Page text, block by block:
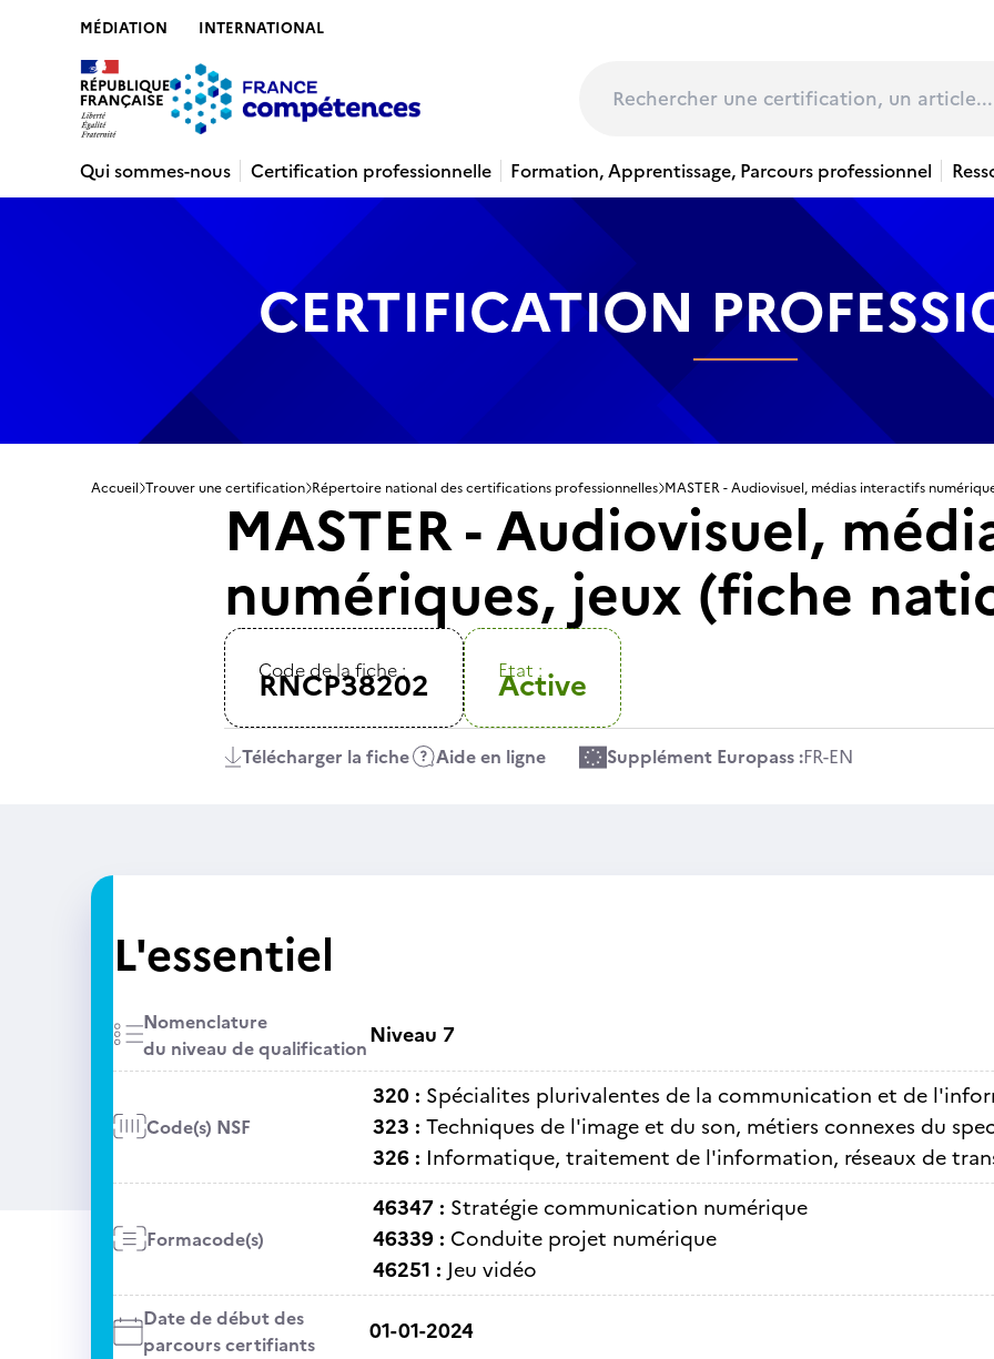
MÉDIATION INTERNATIONAL
Qui sommes-nous
Certification professionnelle Formation, Apprentissage, Parcours professionnel
CERTIFICATION
Accueil Trouver une certification Répertoire national des certifications professionnelles MASTER - Audiovisuel, médias interactifs
MASTER - Audiovisuel,
numériques, jeux (fiche
Code de la fiche :
RNCP38202 Etat :
Active
Télécharger la fiche Aide en ligne Supplément Europass :FR-EN
L'essentiel
Nomenclature
du niveau de qualificationNiveau 7
Code(s) NSF
320 : Spécialites plurivalentes de la communication et de
323 : Techniques de l'image et du son, métiers connexes du
326 : Informatique, traitement de l'information, réseaux de
Formacode(s)
46347 : Stratégie communication numérique
46339 : Conduite projet numérique
46251 : Jeu vidéo
Date de début des
parcours certifiants
01-01-2024